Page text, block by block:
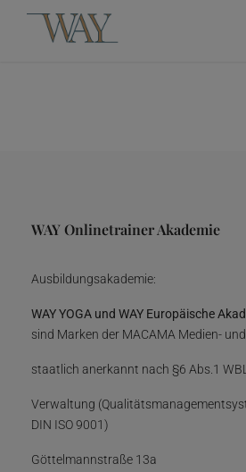
WAY Onlinetrainer Akademie
Ausbildungsakademie:
WAY YOGA und WAY Europäische
sind Marken der MACAMA Medien-
staatlich anerkannt nach §6 Abs.1
Verwaltung
DIN ISO 9001)
Göttelmannstraße 13a